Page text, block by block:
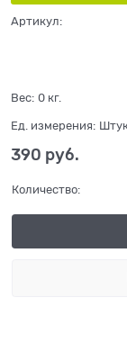
Артикул:
Вес: 0 кг.
Ед. измерения:
390 руб.
Количество: